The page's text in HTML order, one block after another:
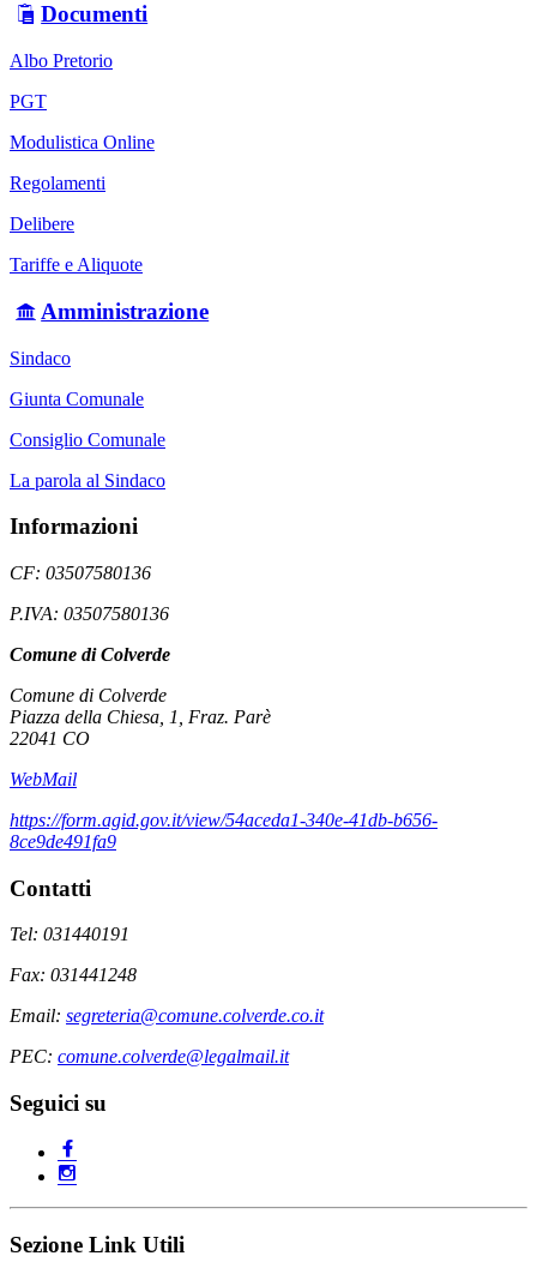
Documenti
Albo Pretorio
PGT
Modulistica Online
Regolamenti
Delibere
Tariffe e Aliquote
Amministrazione
Sindaco
Giunta Comunale
Consiglio Comunale
La parola al Sindaco
Informazioni
CF: 03507580136
P.IVA: 03507580136
Comune di Colverde
Comune di Colverde
Piazza della Chiesa, 1, Fraz. Parè
22041 CO
WebMail
https://form.agid.gov.it/view/54aceda1-340e-41db-b656-
8ce9de491fa9
Contatti
Tel: 031440191
Fax: 031441248
Email: segreteria@comune.colverde.co.it
PEC: comune.colverde@legalmail.it
Seguici su
Sezione Link Utili